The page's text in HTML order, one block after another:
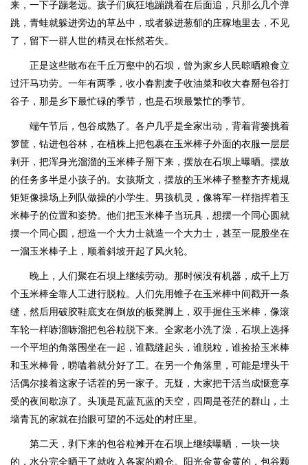
来，一下子蹦老远。孩子们疯狂地蹦跳着在后面追，只那么几个弹
跳，青蛙就躲进旁边的草丛中，或者躲进葱郁的庄稼地里去，不见
了，留下一群人世的精灵在怅然若失。
正是这些散布在千丘万壑中的石坝，曾为家乡人民晾晒粮食立
过汗马功劳。一年有两季，收小春割麦子收油菜和收大春掰包谷打
谷子，那是乡下最忙碌的季节，也是石坝最繁忙的季节。
端午节后，包谷成熟了。各户几乎是全家出动，背着背篓挑着
箩筐，钻进包谷林，在植株上把包裹在玉米棒子外面的衣服一层层
剥开，把浑身光溜溜的玉米棒子掰下来，摆放在石坝上曝晒。摆放
的任务多半是小孩子的。女孩斯文，摆放的玉米棒子整整齐齐规规
矩矩像操场上列队做操的小学生。男孩机灵，像将军一样指挥着玉
米棒子的位置和姿势。他们把玉米棒子当玩具，想摆一个同心圆就
摆一个同心圆，想造一个大力士就造一个大力士，甚至一屁股坐在
一溜玉米棒子上，顺着斜坡开起了风火轮。
晚上，人们聚在石坝上继续劳动。那时候没有机器，成千上万
个玉米棒全靠人工进行脱粒。人们先用锥子在玉米棒中间戳开一条
缝，然后用破胶鞋底支在倒放的板凳脚上，双手握住玉米棒，像滚
车轮一样哧溜哧溜把包谷粒脱下来。全家老小洗了澡，石坝上选择
一个平坦的角落围坐在一起，谁戳缝起头，谁脱粒，谁捡拾玉米棒
和玉米棒骨，唠嗑着就分好了工。在另一个角落里，可能是埋头干
活偶尔接着这家子话茬的另一家子。无疑，大家把干活当成惬意享
受的夜间歇凉了。头顶是瓦蓝瓦蓝的天空，四周是苍茫的群山，土
墙青瓦的家就在抬眼可望的不远处的村庄里。
第二天，剥下来的包谷粒摊开在石坝上继续曝晒，一块一块
的，水分完全晒干了就收入各家的粮仓。阳光金黄金黄的，包谷颗